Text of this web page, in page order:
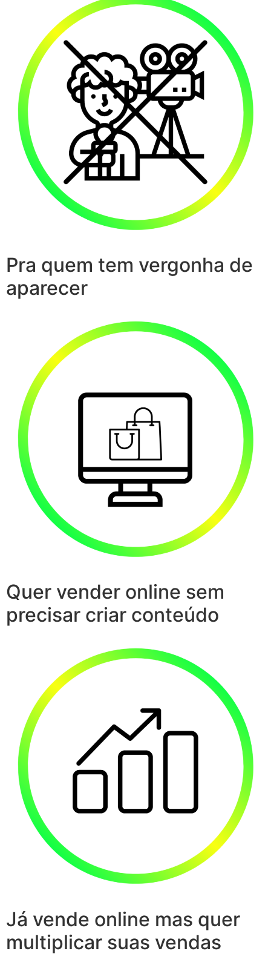
Pra quem tem vergonha de
aparecer
Quer vender online sem
precisar criar conteúdo
Já vende online mas quer
multiplicar suas vendas